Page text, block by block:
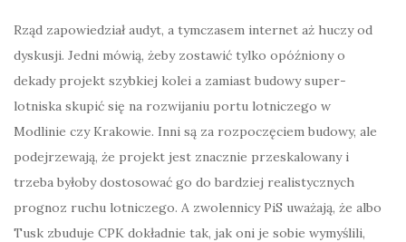
Rząd zapowiedział audyt, a tymczasem internet aż huczy od
dyskusji. Jedni mówią, żeby zostawić tylko opóźniony o
dekady projekt szybkiej kolei a zamiast budowy super-
lotniska skupić się na rozwijaniu portu lotniczego w
Modlinie czy Krakowie. Inni są za rozpoczęciem budowy, ale
podejrzewają, że projekt jest znacznie przeskalowany i
trzeba byłoby dostosować go do bardziej realistycznych
prognoz ruchu lotniczego. A zwolennicy PiS uważają, że albo
Tusk zbuduje CPK dokładnie tak, jak oni je sobie wymyślili,